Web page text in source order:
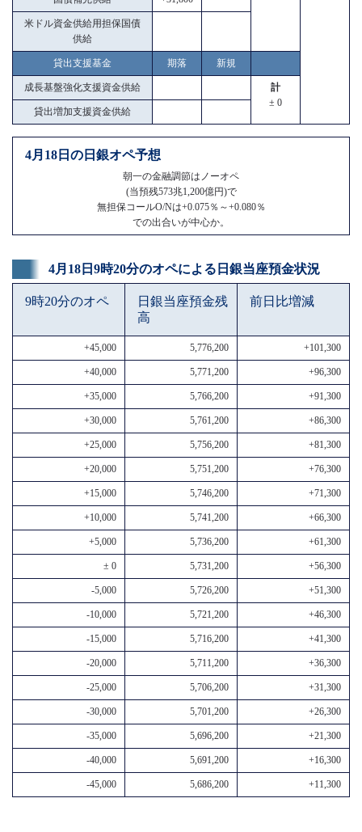
米ドル資金供給用担保国債
供給
貸出支援基金 期落 新規
成長基盤強化支援資金供給
計
± 0
貸出増加支援資金供給
4月18日の日銀オペ予想
朝一の金融調節はノーオペ
(当預残573兆1,200億円)で
無担保コールO/Nは+0.075％～+0.080％
での出合いが中心か。
4月18日9時20分のオペによる日銀当座預金状況
9時20分のオペ
日銀当座預金残
高
前日比増減
+45,000 5,776,200 +101,300
+40,000 5,771,200 +96,300
+35,000 5,766,200 +91,300
+30,000 5,761,200 +86,300
+25,000 5,756,200 +81,300
+20,000 5,751,200 +76,300
+15,000 5,746,200 +71,300
+10,000 5,741,200 +66,300
+5,000 5,736,200 +61,300
± 0 5,731,200 +56,300
-5,000 5,726,200 +51,300
-10,000 5,721,200 +46,300
-15,000 5,716,200 +41,300
-20,000 5,711,200 +36,300
-25,000 5,706,200 +31,300
-30,000 5,701,200 +26,300
-35,000 5,696,200 +21,300
-40,000 5,691,200 +16,300
-45,000 5,686,200 +11,300